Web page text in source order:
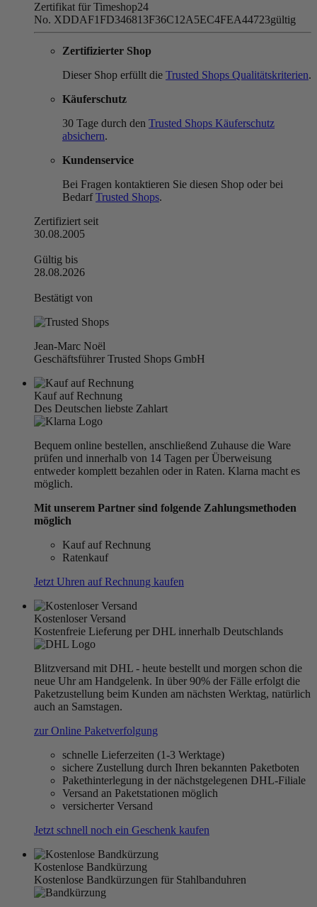
Zertifikat für Timeshop24
No. XDDAF1FD346813F36C12A5EC4FEA44723gültig
Zertifizierter Shop
Dieser Shop erfüllt die Trusted Shops Qualitätskriterien.
Käuferschutz
30 Tage durch den Trusted Shops Käuferschutz
absichern.
Kundenservice
Bei Fragen kontaktieren Sie diesen Shop oder bei
BedarfTrusted Shops.
Zertifiziert seit
30.08.2005
Gültig bis
28.08.2026
Bestätigt von
Jean-Marc Noël
Geschäftsführer Trusted Shops GmbH
Kauf auf Rechnung
Des Deutschen liebste Zahlart
Bequem online bestellen, anschließend Zuhause die Ware
prüfen und innerhalb von 14 Tagen per Überweisung
entweder komplett bezahlen oder in Raten. Klarna macht es
möglich.
Mit unserem Partner sind folgende Zahlungsmethoden
möglich
Kauf auf Rechnung
Ratenkauf
Jetzt Uhren auf Rechnung kaufen
Kostenloser Versand
Kostenfreie Lieferung per DHL innerhalb Deutschlands
Blitzversand mit DHL - heute bestellt und morgen schon die
neue Uhr am Handgelenk. In über 90% der Fälle erfolgt die
Paketzustellung beim Kunden am nächsten Werktag, natürlich
auch an Samstagen.
zur Online Paketverfolgung
schnelle Lieferzeiten (1-3 Werktage)
sichere Zustellung durch Ihren bekannten Paketboten
Pakethinterlegung in der nächstgelegenen DHL-Filiale
Versand an Paketstationen möglich
versicherter Versand
Jetzt schnell noch ein Geschenk kaufen
Kostenlose Bandkürzung
Kostenlose Bandkürzungen für Stahlbanduhren